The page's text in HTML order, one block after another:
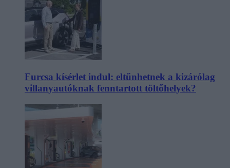
Furcsa kísérlet indul: eltűnhetnek a kizárólag
villanyautóknak fenntartott töltőhelyek?